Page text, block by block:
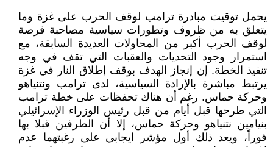
يحمل توقيت مبادرة ترامب لوقف الحرب على غزة وما
يتعلق به من ظروف وتطورات سياسية مصاحبة فرصة
لوقف الحرب أكبر من المحاولات العديدة السابقة، مع
استمرار وجود التحديات والعقبات التي تقف في وجه
تنفيذ الخطة. إن إنجاز الهدف بوقف إطلاق النار في غزة
يرتبط مباشرة بالإرادة السياسية، لدى ترامب ونتنياهو
وحركة حماس. رغم أن هناك تحفظات على خطة ترامب
التي طرحها قبل أيام من قبل رئيس الوزراء الإسرائيلي
بنيامين نتنياهو وحركة حماس، إلا أن الطرفين قبلا بها
فوراً، ويعد ذلك أول مؤشر ايجابي على رغبتهما عدم